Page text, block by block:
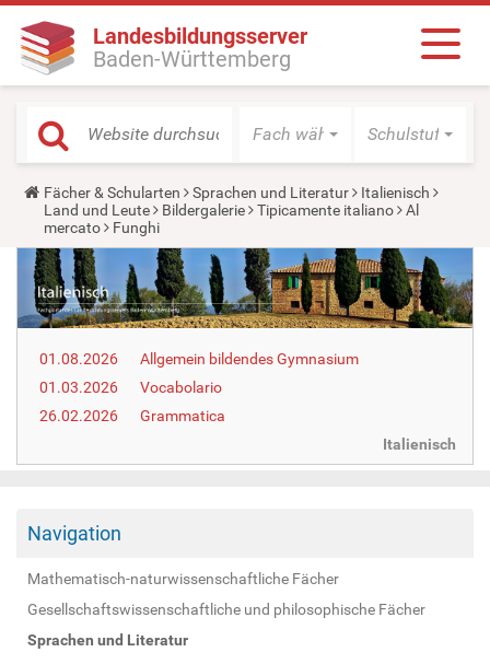
Landesbildungsserver
Baden-Württemberg
Fach wählen Schulstufe
Y
o
u
a
r
e
h
e
r
:
Fächer & Schularten Sprachen und Literatur
Italienisch
Land und Leute
Bildergalerie Tipicamente italiano
Al
mercato
Funghi
01.08.2026
Allgemein bildendes Gymnasium
01.03.2026
Vocabolario
26.02.2026
Grammatica
Italienisch
Navigation
Mathematisch-naturwissenschaftliche Fächer
Gesellschaftswissenschaftliche und philosophische Fächer
Sprachen und Literatur